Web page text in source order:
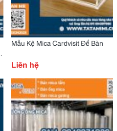
Mẫu Kệ Mica Cardvisit Để Bàn
Liên hệ